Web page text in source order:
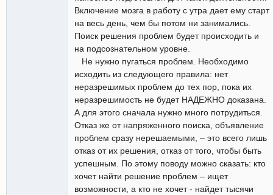
Включение мозга в работу с утра дает ему старт
на весь день, чем бы потом ни занимались.
Поиск решения проблем будет происходить и
на подсознательном уровне.
Не нужно пугаться проблем. Необходимо
исходить из следующего правила: нет
неразрешимых проблем до тех пор, пока их
неразрешимость не будет НАДЕЖНО доказана.
А для этого сначала нужно много потрудиться.
Отказ же от напряженного поиска, объявление
проблем сразу нерешаемыми, – это всего лишь
отказ от их решения, отказ от того, чтобы быть
успешным. По этому поводу можно сказать: кто
хочет найти решение проблем – ищет
возможности, а кто не хочет - найдет тысячи